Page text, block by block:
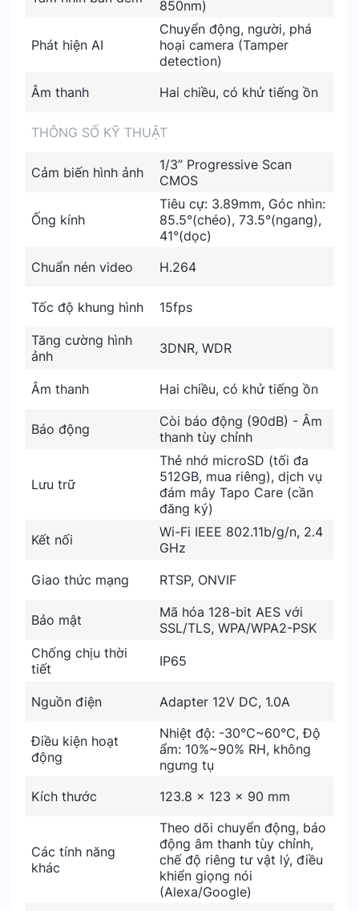
850nm)
Phát hiện AI
Chuyển động, người, phá
hoại camera (Tamper
detection)
Âm thanh
Hai chiều, có khử tiếng ồn
THÔNG SỐ KỸ THUẬT
Cảm biến hình ảnh
1/3” Progressive Scan
CMOS
Ống kính
Tiêu cự: 3.89mm, Góc nhìn:
85.5°(chéo), 73.5°(ngang),
41°(dọc)
Chuẩn nén video
H.264
Tốc độ khung hình 15fps
Tăng cường hình
ảnh
3DNR, WDR
Âm thanh Hai chiều, có khử tiếng ồn
Báo động
Còi báo động (90dB) - Âm
thanh tùy chỉnh
Lưu trữ
Thẻ nhớ microSD (tối đa
512GB, mua riêng), dịch vụ
đám mây Tapo Care (cần
đăng ký)
Kết nối
Wi-Fi IEEE 802.11b/g/n, 2.4
GHz
Giao thức mạng
RTSP, ONVIF
Bảo mật
Mã hóa 128-bit AES với
SSL/TLS, WPA/WPA2-PSK
Chống chịu thời
tiết
IP65
Nguồn điện Adapter 12V DC, 1.0A
Điều kiện hoạt
động
Nhiệt độ: -30℃~60℃, Độ
ẩm: 10%~90% RH, không
ngưng tụ
Kích thước
123.8 × 123 × 90 mm
Các tính năng
khác
Theo dõi chuyển động, báo
động âm thanh tùy chỉnh,
chế độ riêng tư vật lý, điều
khiển giọng nói
(Alexa/Google)